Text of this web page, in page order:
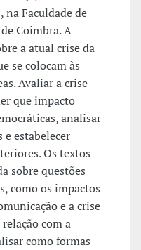
na Faculdade de
Coimbra. A
a atual crise da
se colocam às
Avaliar a crise
que impacto
analisar
e estabelecer
Os textos
sobre questões
como os impactos
e a crise
com a
como formas